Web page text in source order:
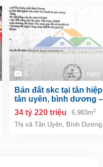
5 1
bán đất skc tại tân hiệp, tp.
tân uyên, bình dương –
6.983m²
34 tỷ 220 triệu 6,983m2
Thị xã Tân Uyên, Bình Dương